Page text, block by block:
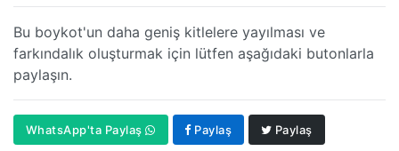
Bu boykot'un daha geniş kitlelere yayılması ve
farkındalık oluşturmak için lütfen aşağıdaki butonlarla
paylaşın.
WhatsApp'ta Paylaş Paylaş Paylaş